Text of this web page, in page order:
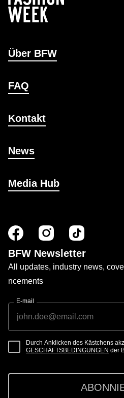
Über BFW
FAQ
Kontakt
News
Media Hub
BFW Newsletter
All updates, industry news,
ncements
E-mail
Durch Anklicken des Kästchens
GESCHÄFTSBEDINGUNGEN der